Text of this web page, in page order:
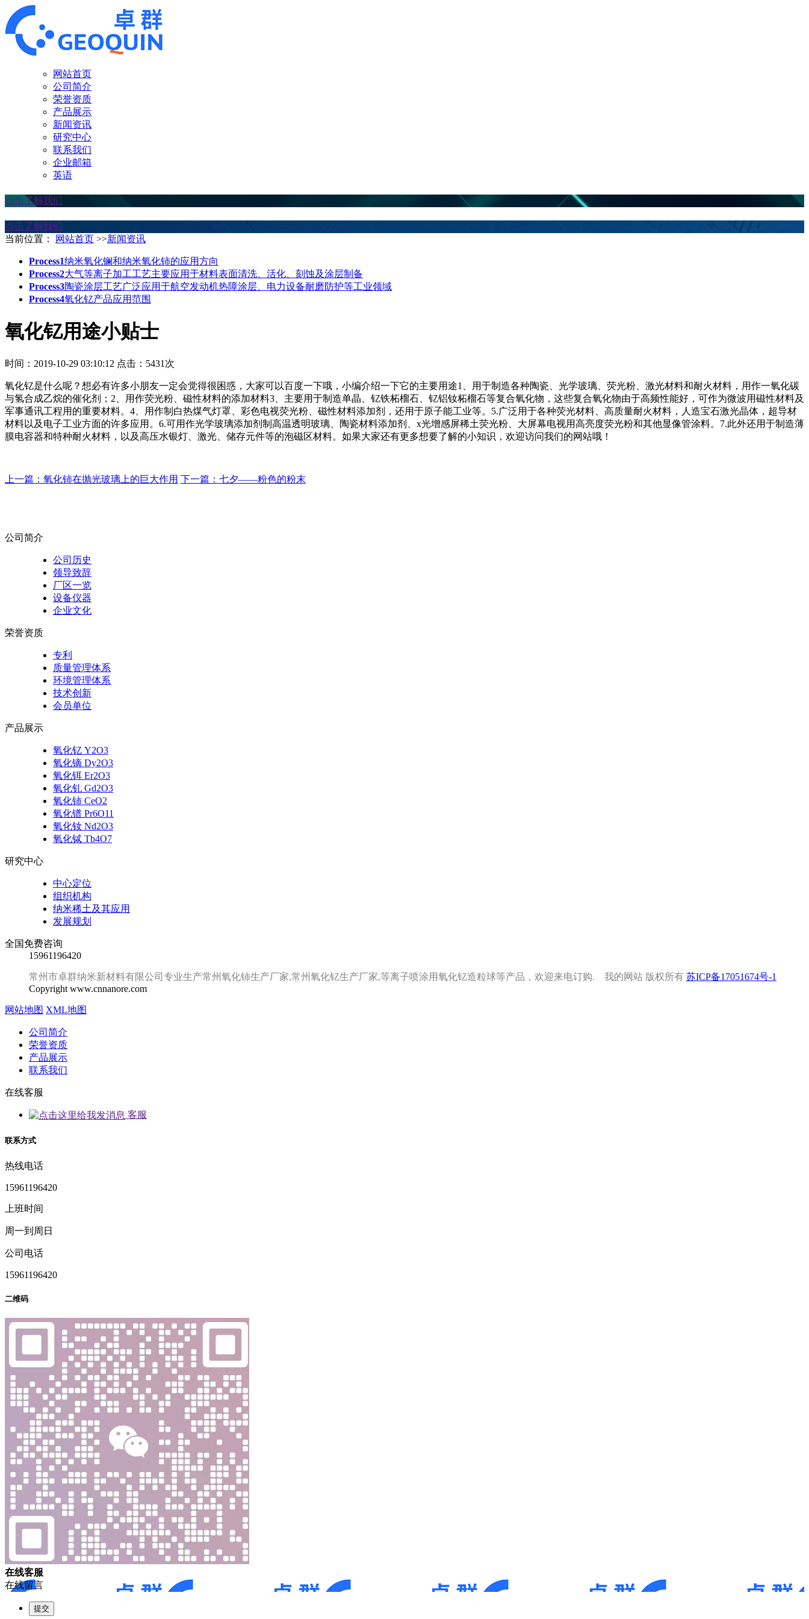
网站首页
公司简介
荣誉资质
产品展示
新闻资讯
研究中心
联系我们
企业邮箱
英语
点击了解我们
点击了解我们
当前位置：
网站首页 >>新闻资讯
Process1纳米氧化镧和纳米氧化铈的应用方向
Process2大气等离子加工工艺主要应用于‌材料表面清洗、活化、刻蚀及涂层制备‌
Process3陶瓷涂层工艺广泛应用于航空发动机热障涂层、电力设备耐磨防护等工业领域
Process4氧化钇产品应用范围
氧化钇用途小贴士
时间：2019-10-29 03:10:12 点击：5431次
氧化钇是什么呢？想必有许多小朋友一定会觉得很困惑，大家可以百度一下哦，小编介绍一下它的主要用途1、用于制造各种陶瓷、光学玻璃、荧光粉、激光材料和耐火材料，用作一氧化碳
与氢合成乙烷的催化剂；2、用作荧光粉、磁性材料的添加材料3、主要用于制造单晶、钇铁柘榴石、钇铝钕柘榴石等复合氧化物，这些复合氧化物由于高频性能好，可作为微波用磁性材料及
军事通讯工程用的重要材料。4、用作制白热煤气灯罩、彩色电视荧光粉、磁性材料添加剂，还用于原子能工业等。5.广泛用于各种荧光材料、高质量耐火材料，人造宝石激光晶体，超导材
材料以及电子工业方面的许多应用。6.可用作光学玻璃添加剂制高温透明玻璃、陶瓷材料添加剂、x光增感屏稀土荧光粉、大屏幕电视用高亮度荧光粉和其他显像管涂料。7.此外还用于制造薄
膜电容器和特种耐火材料，以及高压水银灯、激光、储存元件等的泡磁区材料。如果大家还有更多想要了解的小知识，欢迎访问我们的网站哦！
上一篇：氧化铈在抛光玻璃上的巨大作用 下一篇：七夕——粉色的粉末
公司简介
公司历史
领导致辞
厂区一览
设备仪器
企业文化
荣誉资质
专利
质量管理体系
环境管理体系
技术创新
会员单位
产品展示
氧化钇 Y2O3
氧化镝 Dy2O3
氧化铒 Er2O3
氧化钆 Gd2O3
氧化铈 CeO2
氧化镨 Pr6O11
氧化钕 Nd2O3
氧化铽 Tb4O7
研究中心
中心定位
组织机构
纳米稀土及其应用
发展规划
全国免费咨询
15961196420
常州市卓群纳米新材料有限公司专业生产常州氧化铈生产厂家,常州氧化钇生产厂家,等离子喷涂用氧化钇造粒球等产品，欢迎来电订购. 我的网站 版权所有 苏ICP备17051674号-1
Copyright www.cnnanore.com
网站地图 XML地图
公司简介
荣誉资质
产品展示
联系我们
在线客服
客服
联系方式
热线电话
15961196420
上班时间
周一到周日
公司电话
15961196420
二维码
在线客服
在线留言
提交